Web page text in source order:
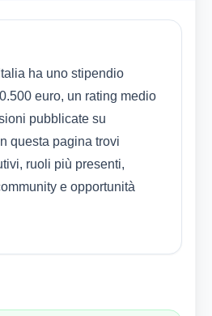
ha uno stipendio
euro, un rating medio
pubblicate su
questa pagina trovi
ruoli più presenti,
e opportunità